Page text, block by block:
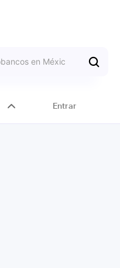
Entrar